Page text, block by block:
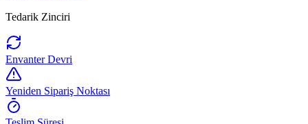
Tedarik Zinciri
Envanter Devri
Yeniden Sipariş Noktası